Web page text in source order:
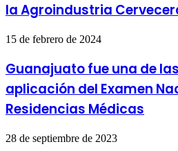
la Agroindustria
15 de febrero de 2024
Guanajuato fue una de
aplicación del Examen
Residencias Médicas
28 de septiembre de 2023